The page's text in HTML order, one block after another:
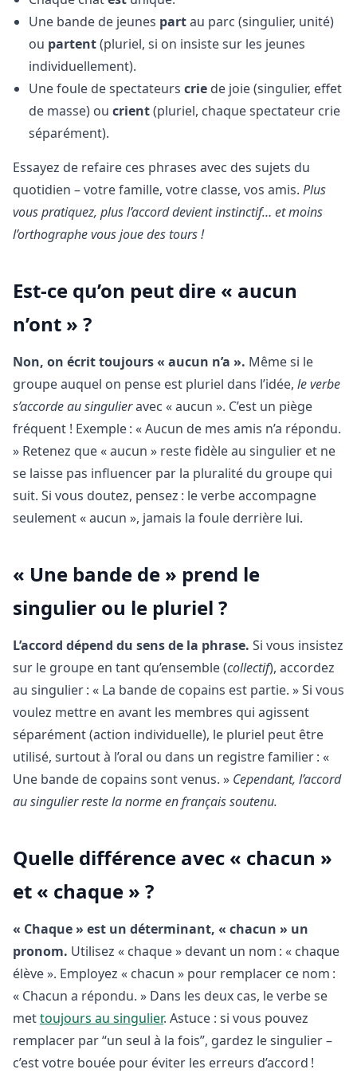
Une bande de jeunes partau parc (singulier, unité)
ou partent(pluriel, si on insiste sur les jeunes
individuellement).
Une foule de spectateurs crie de joie (singulier, effet
de masse) ou crient(pluriel, chaque spectateur crie
séparément).
Essayez de refaire ces phrases avec des sujets du
quotidien – votre famille, votre classe, vos amis. Plus
vous pratiquez, plus l’accord devient instinctif… et moins
l’orthographe vous joue des tours !
Est-ce qu’on peut dire « aucun
n’ont » ?
Non, on écrit toujours « aucun n’a ». Même si le
groupe auquel on pense est pluriel dans l’idée, le verbe
s’accorde au singulieravec « aucun ». C’est un piège
fréquent ! Exemple : « Aucun de mes amis n’a répondu.
» Retenez que « aucun » reste fidèle au singulier et ne
se laisse pas influencer par la pluralité du groupe qui
suit. Si vous doutez, pensez : le verbe accompagne
seulement « aucun », jamais la foule derrière lui.
« Une bande de » prend le
singulier ou le pluriel ?
L’accord dépend du sens de la phrase. Si vous insistez
sur le groupe en tant qu’ensemble (collectif), accordez
au singulier : « La bande de copains est partie. » Si vous
voulez mettre en avant les membres qui agissent
séparément (action individuelle), le pluriel peut être
utilisé, surtout à l’oral ou dans un registre familier : «
Une bande de copains sont venus. » Cependant, l’accord
au singulier reste la norme en français soutenu.
Quelle différence avec « chacun »
et « chaque » ?
« Chaque » est un déterminant, « chacun » un
pronom. Utilisez « chaque » devant un nom : « chaque
élève ». Employez « chacun » pour remplacer ce nom :
« Chacun a répondu. » Dans les deux cas, le verbe se
mettoujours au singulier. Astuce : si vous pouvez
remplacer par “un seul à la fois”, gardez le singulier –
c’est votre bouée pour éviter les erreurs d’accord !